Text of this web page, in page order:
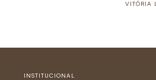
VITÓRIA
INSTITUCIONAL